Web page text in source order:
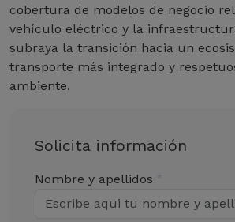
cobertura de modelos de negocio
vehículo eléctrico y la
subraya la transición hacia un
transporte más integrado y
ambiente.
Solicita información
Nombre y apellidos